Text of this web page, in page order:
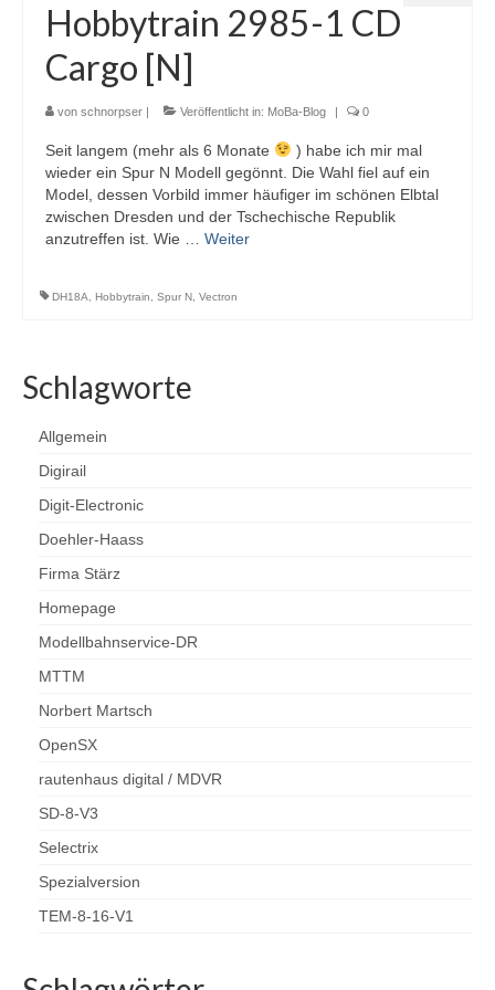
Programmiergleisautomatik V1
Programmiermaus V2
Relaiserweiterung V3
Servodecoder V3
SX-Bus-Verstärker aktiv V03
SX-Verteiler DIN-RJ45 V2
Archiv
Relaiserweiterung V2
Modellbahn
Flügelsignale (Formsignale) 3D-Druck H0
Testanlage Elektronik und Elektrik
Fahrzeuge auf- und umarbeiten
Austauschplatine, ESU Loksound 5 und Zimo
GoldCap
Piko BB9210 – BR118 – BR65
Hobbytrain 2985-1 CD
Cargo [N]
von schnorpser | Veröffentlicht in: MoBa-Blog | 0
Seit langem (mehr als 6 Monate
) habe ich mir mal
wieder ein Spur N Modell gegönnt. Die Wahl fiel auf ein
Model, dessen Vorbild immer häufiger im schönen Elbtal
zwischen Dresden und der Tschechische Republik
anzutreffen ist. Wie … Weiter
DH18A Hobbytrain Spur N Vectron
Schlagworte
Allgemein
Digirail
Digit-Electronic
Doehler-Haass
Firma Stärz
Homepage
Modellbahnservice-DR
MTTM
Norbert Martsch
OpenSX
rautenhaus digital / MDVR
SD-8-V3
Selectrix
Spezialversion
TEM-8-16-V1